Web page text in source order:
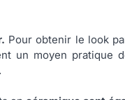
Pour obtenir le look
un moyen pratique